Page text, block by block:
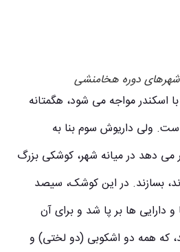
شهرهای دوره هخامنشی
اسکندر مواجه می‌ شود، هگمتانه
ولی داریوش سوم بنا به
می‌ دهد در میانه شهر، کوشکی بزرگ
بسازند. در این کوشک، سیصد
دارایی‌ ها بر پا شد و برای آن
که همه دو اشکوبی (دو لختی) و